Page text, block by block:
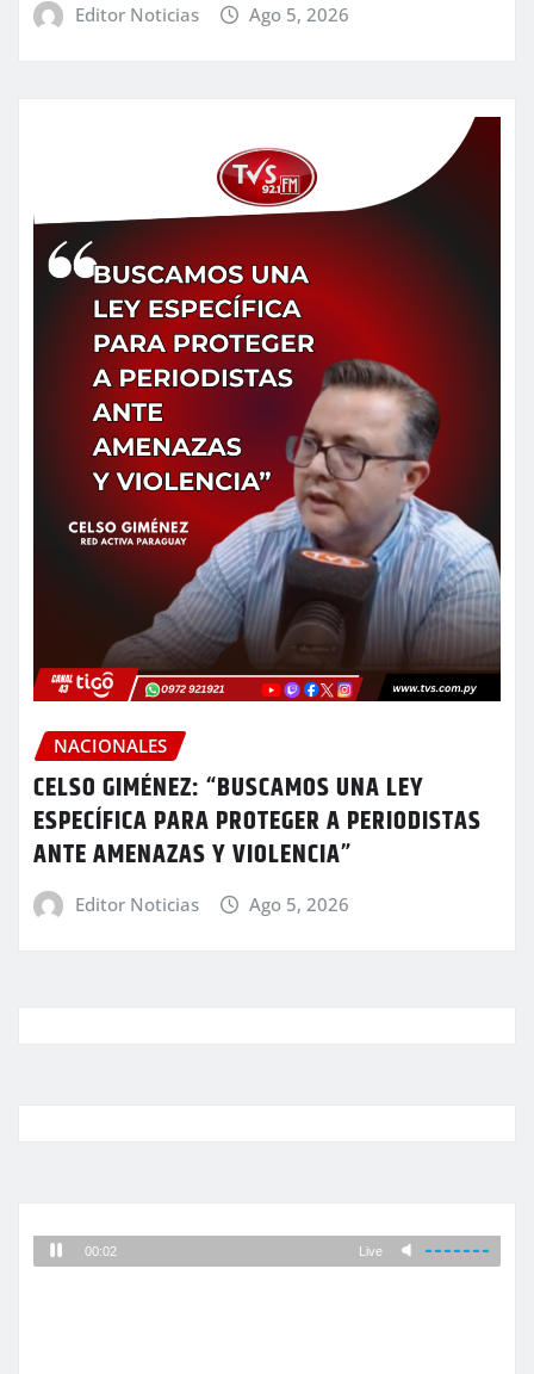
Editor Noticias Ago 5, 2026
NACIONALES
CELSO GIMÉNEZ: “BUSCAMOS UNA LEY
ESPECÍFICA PARA PROTEGER A PERIODISTAS
ANTE AMENAZAS Y VIOLENCIA”
Editor Noticias Ago 5, 2026